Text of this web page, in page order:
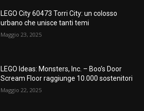
LEGO City 60473 Torri City: un colosso
urbano che unisce tanti temi
Maggio 23, 2025
LEGO Ideas: Monsters, Inc. – Boo’s Door
Scream Floor raggiunge 10.000 sostenitori
Maggio 22, 2025